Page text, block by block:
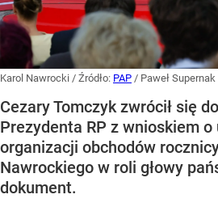
Karol Nawrocki / Źródło: PAP / Paweł Supernak
Cezary Tomczyk zwrócił się
Prezydenta RP z wnioskiem
organizacji obchodów
Nawrockiego w roli głowy
dokument.